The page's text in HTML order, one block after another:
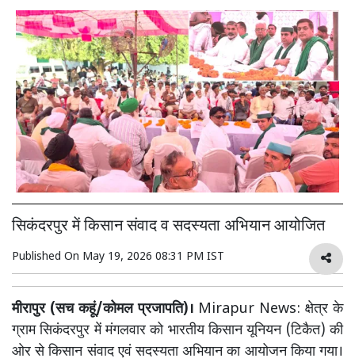
सिकंदरपुर में किसान संवाद व सदस्यता अभियान आयोजित
Published On May 19, 2026 08:31 PM IST
मीरापुर (सच कहूं/कोमल प्रजापति)। Mirapur News: क्षेत्र के
ग्राम सिकंदरपुर में मंगलवार को भारतीय किसान यूनियन (टिकैत) की
ओर से किसान संवाद एवं सदस्यता अभियान का आयोजन किया गया।